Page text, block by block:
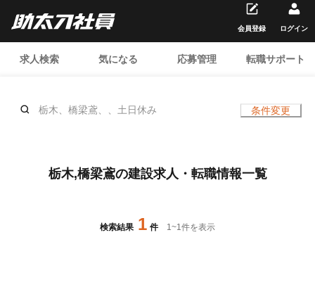
求人検索 気になる 応募管理 転職サポート
会員登録 ログイン
栃木、橋梁鳶、、土日休み 条件変更
栃木,橋梁鳶の建設求人・転職情報一覧
検索結果 1 件 1~1件を表示